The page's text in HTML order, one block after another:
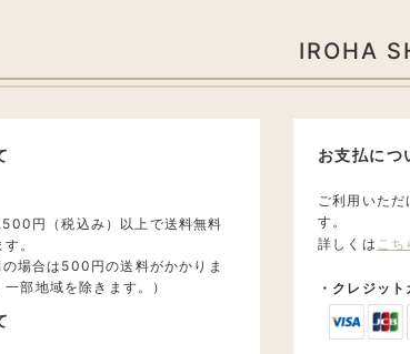
IROHA
円（税込み）以上で送料無料
。
場合は500円の送料がかかりま
部地域を除きます。）
お支払につ
ご利用いただ
す。
詳しくは こち
・クレジット